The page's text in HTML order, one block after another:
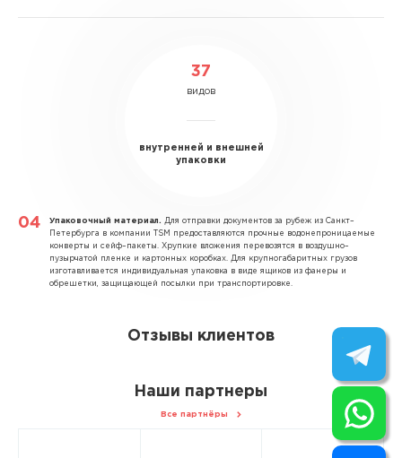
37
видов
внутренней и внешней
упаковки
Упаковочный материал.
Для отправки документов за рубеж из Санкт–
Петербурга в компании TSM предоставляются прочные водонепроницаемые
конверты и сейф–пакеты. Хрупкие вложения перевозятся в воздушно–
пузырчатой пленке и картонных коробках. Для крупногабаритных грузов
изготавливается индивидуальная упаковка в виде ящиков из фанеры и
обрешетки, защищающей посылки при транспортировке.
Отзывы клиентов
Наши партнеры
Все партнёры